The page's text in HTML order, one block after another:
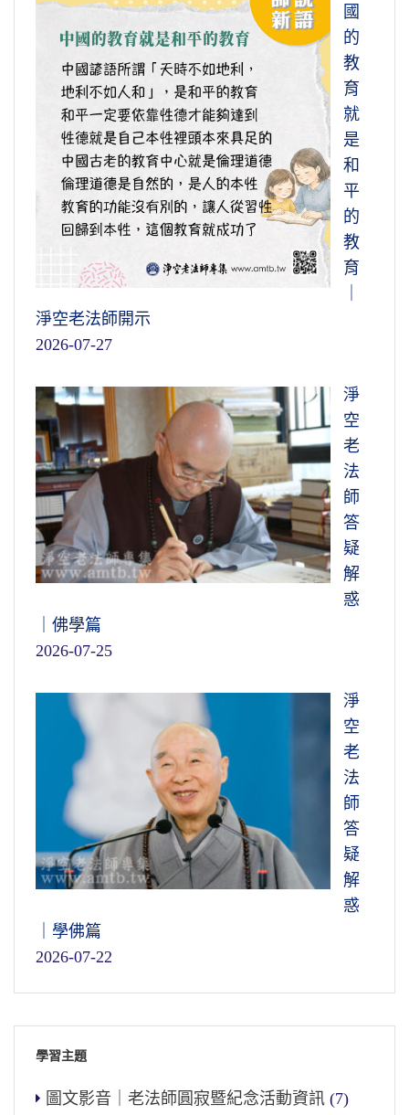
國
的
教
育
就
是
和
平
的
教
育
淨空老法師開示
2026-07-27
淨
空
老
法
師
答
疑
解
惑
｜佛學篇
2026-07-25
淨
空
老
法
師
答
疑
解
惑
｜學佛篇
2026-07-22
學習主題
圖文影音｜老法師圓寂暨紀念活動資訊 (7)